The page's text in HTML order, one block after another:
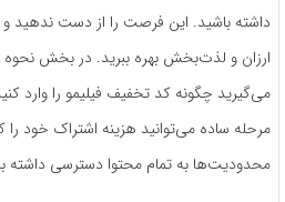
داشته باشید. این فرصت را از دست ندهید و
ارزان و لذت‌بخش بهره ببرید. در بخش نحوه
می‌گیرید چگونه کد تخفیف فیلیمو را وارد
مرحله ساده می‌توانید هزینه اشتراک خود
محدودیت‌ها به تمام محتوا دسترسی داشته